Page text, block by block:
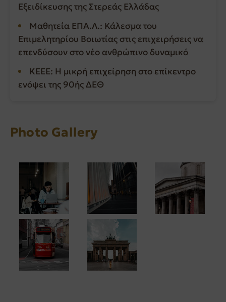
Εξειδίκευσης της Στερεάς Ελλάδας
Μαθητεία ΕΠΑ.Λ.: Κάλεσμα του
Επιμελητηρίου Βοιωτίας στις επιχειρήσεις να
επενδύσουν στο νέο ανθρώπινο δυναμικό
ΚΕΕΕ: Η μικρή επιχείρηση στο επίκεντρο
ενόψει της 90ής ΔΕΘ
Photo Gallery